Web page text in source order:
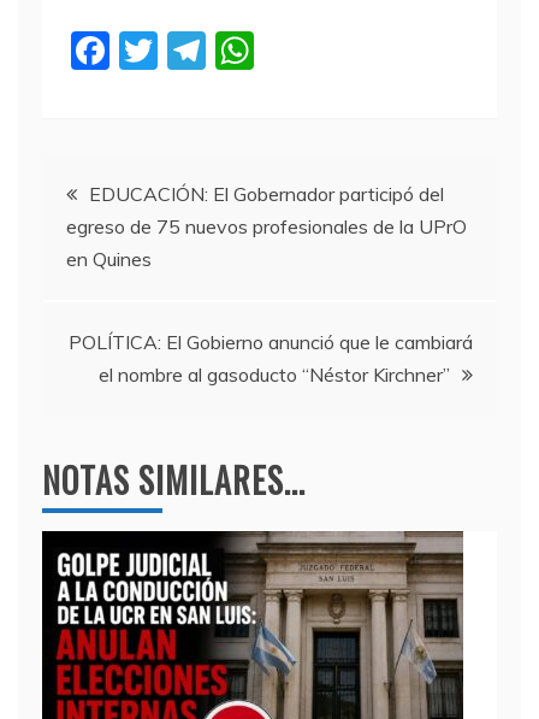
F
b
o
o
k
T
T
a
m
A
p
Navegación
de
EDUCACIÓN: El Gobernador participó del
egreso de 75 nuevos profesionales de la UPrO
en Quines
POLÍTICA: El Gobierno anunció que le cambiará
el nombre al gasoducto “Néstor Kirchner”
NOTAS SIMILARES...